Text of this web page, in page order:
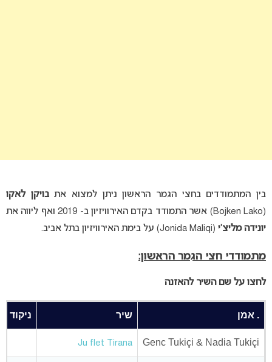
בין המתמודדים בחצי הגמר הראשון ניתן למצוא את בויקן לאקו
יונידה מליצ’י(Jonida Maliqi) על בימת האירוויזיון בתל אביב.
מתמודדי חצי הגמר הראשון:
לחצו על שם השיר להאזנה
. אמן שיר ניקוד
Genc Tukiçi & Nadia Tukiçi
Ju flet Tirana